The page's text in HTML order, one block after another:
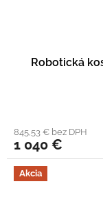
Robotická
845,53 € bez DPH
1 040 €
Akcia